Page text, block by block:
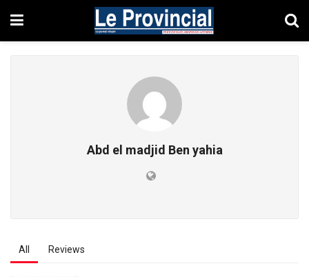
Abd el madjid Ben yahia
All Reviews